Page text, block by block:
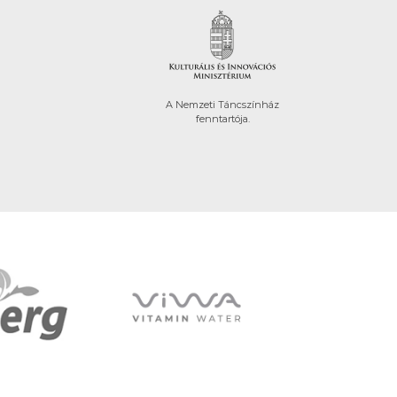
A Nemzeti Táncszínház
fenntartója.